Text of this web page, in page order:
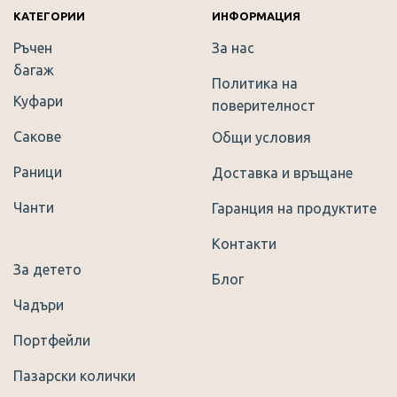
chosen
the
product
КАТЕГОРИИ
Ръчен
багаж
Куфари
Сакове
Раници
Чанти
За детето
Чадъри
Портфейли
Пазарски колички
ИНФОРМАЦИЯ
За нас
Политика на
поверителност
Общи условия
Доставка и връщане
Гаранция на продуктите
Контакти
Блог